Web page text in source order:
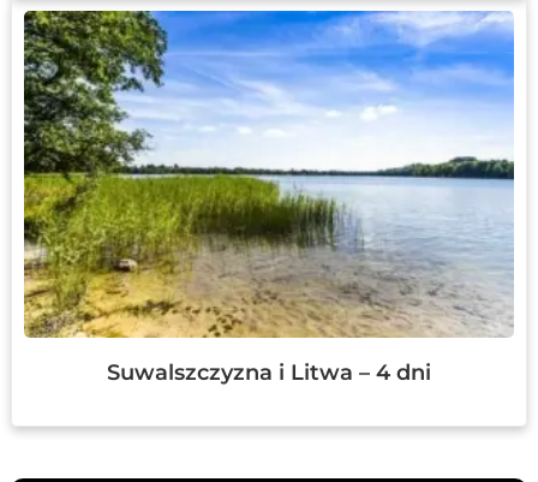
Suwalszczyzna i Litwa – 4 dni